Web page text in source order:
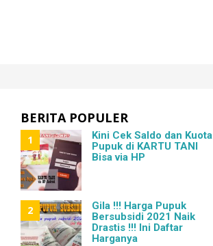
BERITA POPULER
1
Kini Cek Saldo dan Kuota
Pupuk di KARTU TANI
Bisa via HP
2
Gila !!! Harga Pupuk
Bersubsidi 2021 Naik
Drastis !!! Ini Daftar
Harganya